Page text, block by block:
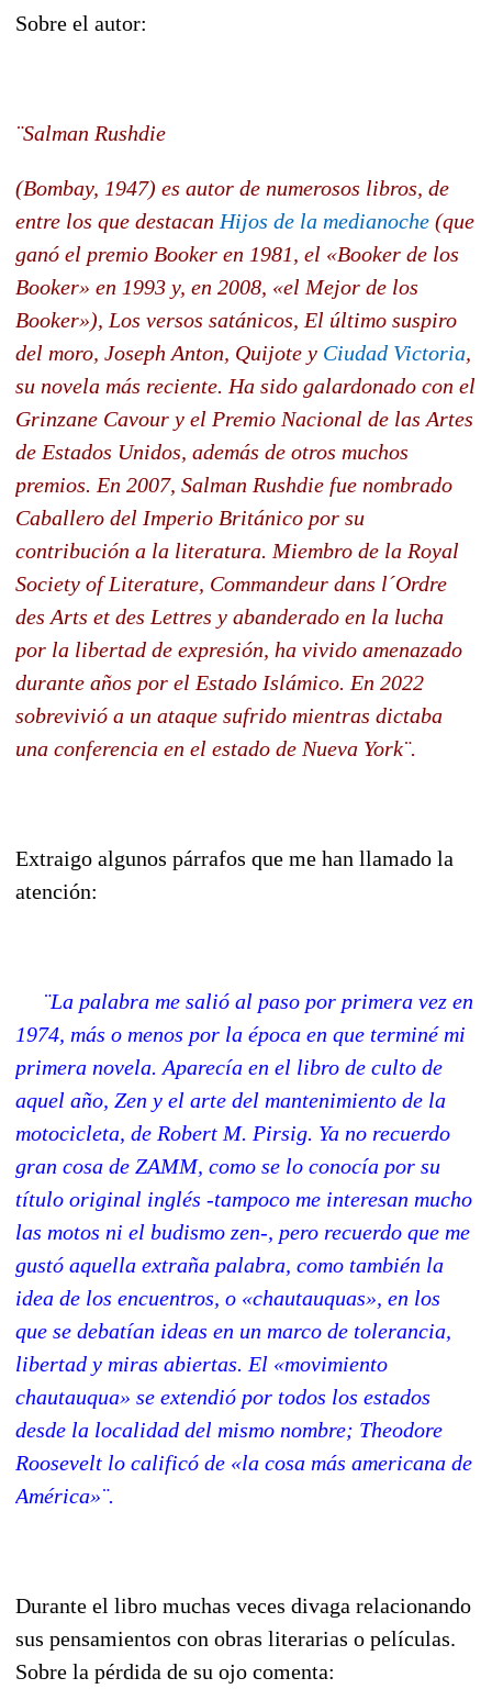
Sobre el autor:
¨Salman Rushdie
(Bombay, 1947) es autor de numerosos libros, de
entre los que destacan Hijos de la medianoche (que
ganó el premio Booker en 1981, el «Booker de los
Booker» en 1993 y, en 2008, «el Mejor de los
Booker»), Los versos satánicos, El último suspiro
del moro, Joseph Anton, Quijote y Ciudad Victoria,
su novela más reciente. Ha sido galardonado con el
Grinzane Cavour y el Premio Nacional de las Artes
de Estados Unidos, además de otros muchos
premios. En 2007, Salman Rushdie fue nombrado
Caballero del Imperio Británico por su
contribución a la literatura. Miembro de la Royal
Society of Literature, Commandeur dans l´Ordre
des Arts et des Lettres y abanderado en la lucha
por la libertad de expresión, ha vivido amenazado
durante años por el Estado Islámico. En 2022
sobrevivió a un ataque sufrido mientras dictaba
una conferencia en el estado de Nueva York¨.
Extraigo algunos párrafos que me han llamado la
atención:
¨La palabra me salió al paso por primera vez en
1974, más o menos por la época en que terminé mi
primera novela. Aparecía en el libro de culto de
aquel año, Zen y el arte del mantenimiento de la
motocicleta, de Robert M. Pirsig. Ya no recuerdo
gran cosa de ZAMM, como se lo conocía por su
título original inglés -tampoco me interesan mucho
las motos ni el budismo zen-, pero recuerdo que me
gustó aquella extraña palabra, como también la
idea de los encuentros, o «chautauquas», en los
que se debatían ideas en un marco de tolerancia,
libertad y miras abiertas. El «movimiento
chautauqua» se extendió por todos los estados
desde la localidad del mismo nombre; Theodore
Roosevelt lo calificó de «la cosa más americana de
América»¨.
Durante el libro muchas veces divaga relacionando
sus pensamientos con obras literarias o películas.
Sobre la pérdida de su ojo comenta: